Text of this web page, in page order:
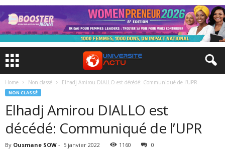
Home Non classé Elhadj Amirou DIALLO est décédé: Communiqué de l’UPR
NON CLASSÉ
Elhadj Amirou DIALLO est
décédé: Communiqué de l’UPR
By Ousmane SOW - 5 janvier 2022 1160 0